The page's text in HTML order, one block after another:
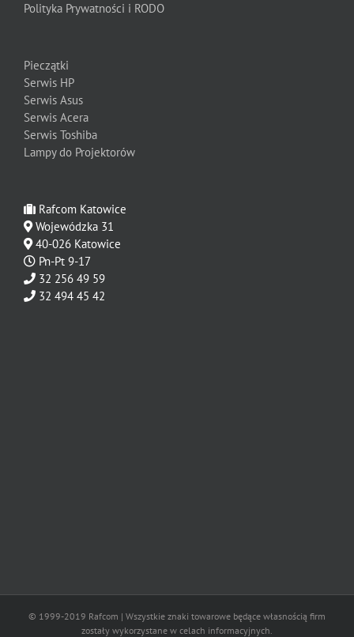
Polityka Prywatności i RODO
Pieczątki
Serwis HP
Serwis Asus
Serwis Acera
Serwis Toshiba
Lampy do Projektorów
Rafcom Katowice
Wojewódzka 31
40-026 Katowice
Pn-Pt 9-17
32 256 49 59
32 494 45 42
© 1999-2019 Rafcom | Wszystkie znaki towarowe będące własnością firm
zostały wykorzystane w celach informacyjnych.